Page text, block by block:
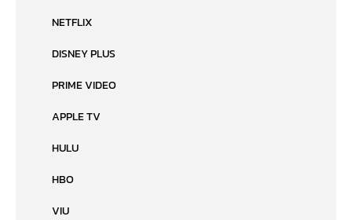
NETFLIX
DISNEY PLUS
PRIME VIDEO
APPLE TV
HULU
HBO
VIU